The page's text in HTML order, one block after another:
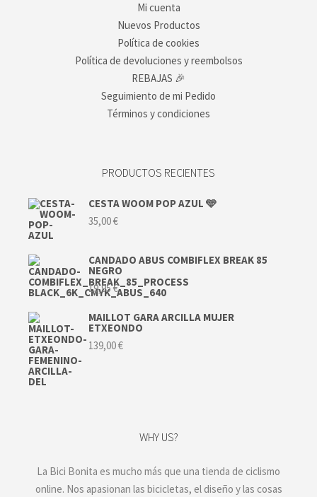
Mi cuenta
Nuevos Productos
Política de cookies
Política de devoluciones y reembolsos
REBAJAS 🎉
Seguimiento de mi Pedido
Términos y condiciones
PRODUCTOS RECIENTES
CESTA WOOM POP AZUL 🩵
35,00€
CANDADO ABUS COMBIFLEX BREAK 85
NEGRO
19,95€
MAILLOT GARA ARCILLA MUJER
ETXEONDO
139,00€
WHY US?
La Bici Bonita es mucho más que una tienda de ciclismo
online. Nos apasionan las bicicletas, el diseño y las cosas